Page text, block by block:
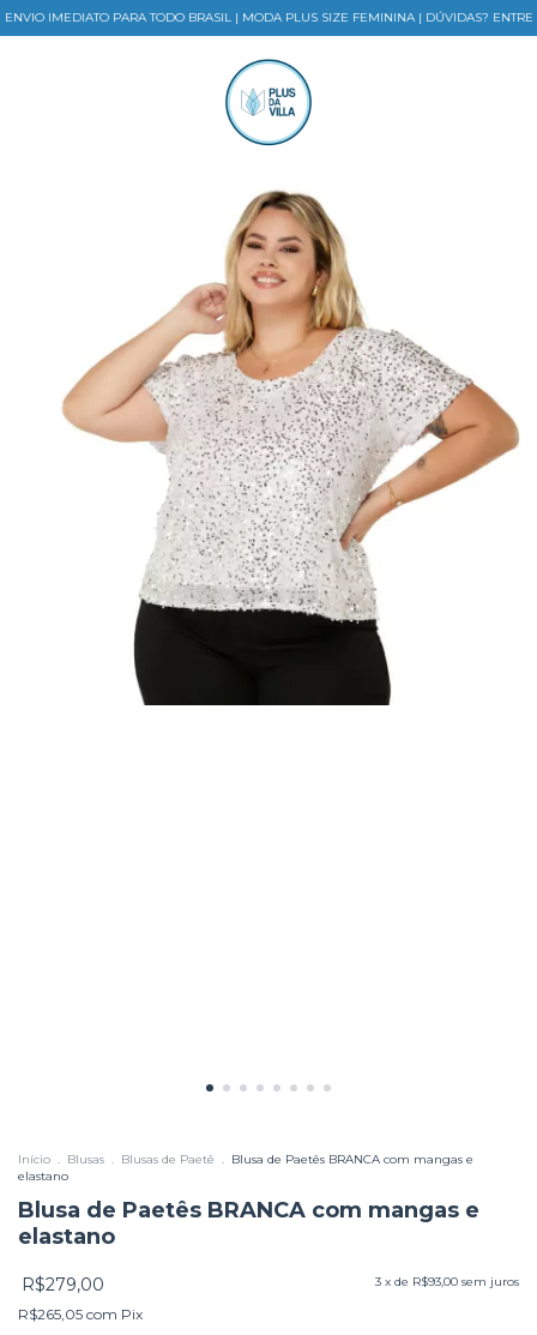
IMEDIATO PARA TODO BRASIL | MODA PLUS SIZE FEMININA | DÚVIDAS? ENTRE EM
Início . Blusas . Blusas de Paetê . Blusa de Paetês BRANCA com mangas e
elastano
Blusa de Paetês BRANCA com mangas e
elastano
R$279,00 3 x de R$93,00 sem juros
R$265,05 com Pix